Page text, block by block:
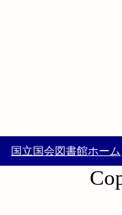
国立国会図書館ホーム